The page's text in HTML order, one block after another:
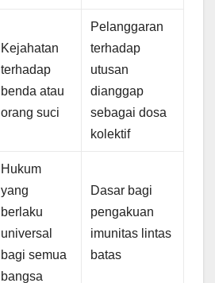
Kejahatan
terhadap
benda atau
orang suci
Pelanggaran
terhadap
utusan
dianggap
sebagai dosa
kolektif
Hukum
yang
berlaku
universal
bagi semua
bangsa
Dasar bagi
pengakuan
imunitas lintas
batas